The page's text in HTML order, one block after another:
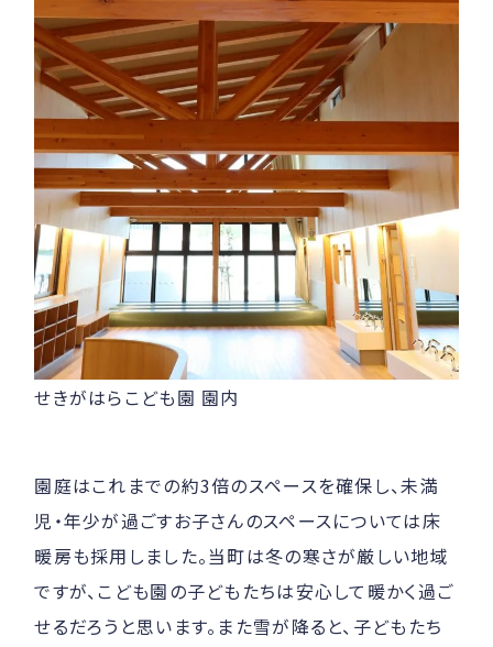
せきがはらこども園 園内
園庭はこれまでの約3倍のスペースを確保し、未満
児・年少が過ごすお子さんのスペースについては床
暖房も採用しました。当町は冬の寒さが厳しい地域
ですが、こども園の子どもたちは安心して暖かく過ご
せるだろうと思います。また雪が降ると、子どもたち